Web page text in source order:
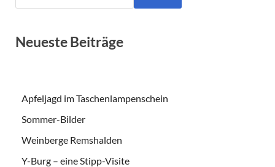
Neueste Beiträge
Apfeljagd im Taschenlampenschein
Sommer-Bilder
Weinberge Remshalden
Y-Burg – eine Stipp-Visite